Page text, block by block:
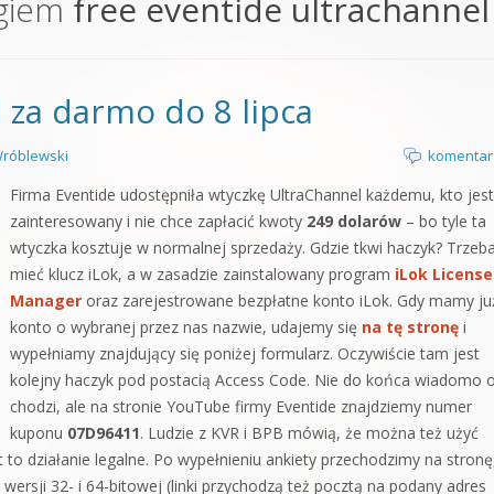
od podstaw
Kompendium
free eventide ultrachannel
darmo do 8 lipca
Firma Eventide udostępniła wtyczkę UltraChannel każdemu, kto
zainteresowany i nie chce zapłacić kwoty 249 dolarów – bo tyle ta
wtyczka kosztuje w normalnej sprzedaży. Gdzie tkwi haczyk? Trzeba
mieć klucz iLok, a w zasadzie zainstalowany program iLok License
Manager oraz zarejestrowane bezpłatne konto iLok. Gdy mamy
konto o wybranej przez nas nazwie, udajemy się na tę stronę i
wypełniamy znajdujący się poniżej formularz. Oczywiście tam jest
kolejny haczyk pod postacią Access Code. Nie do końca wiadomo
chodzi, ale na stronie YouTube firmy Eventide znajdziemy numer
kuponu 07D96411. Ludzie z KVR i BPB mówią, że można też użyć
to działanie legalne. Po wypełnieniu ankiety przechodzimy na
32- i 64-bitowej (linki przychodzą też pocztą na podany adres